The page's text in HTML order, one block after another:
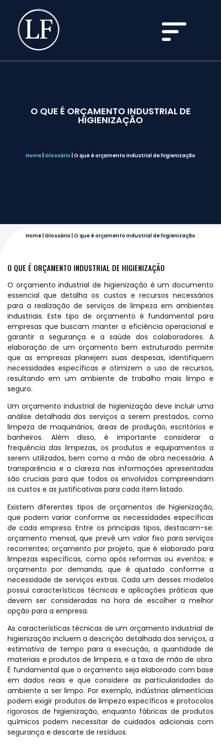
O QUE É ORÇAMENTO INDUSTRIAL DE
HIGIENIZAÇÃO
Home Glossário O que é orçamento industrial de higienização
Home Glossário O que é orçamento industrial de higienização
O QUE É ORÇAMENTO INDUSTRIAL DE HIGIENIZAÇÃO
O orçamento industrial de higienização é um documento
essencial que detalha os custos e recursos necessários
para a realização de serviços de limpeza em ambientes
industriais. Este tipo de orçamento é fundamental para
empresas que buscam manter a eficiência operacional e
garantir a segurança e a saúde dos colaboradores. A
elaboração de um orçamento bem estruturado permite
que as empresas planejem suas despesas, identifiquem
necessidades específicas e otimizem o uso de recursos,
resultando em um ambiente de trabalho mais limpo e
seguro.
Um orçamento industrial de higienização deve incluir uma
análise detalhada dos serviços a serem prestados, como
limpeza de maquinários, áreas de produção, escritórios e
banheiros. Além disso, é importante considerar a
frequência das limpezas, os produtos e equipamentos a
serem utilizados, bem como a mão de obra necessária. A
transparência e a clareza nas informações apresentadas
são cruciais para que todos os envolvidos compreendam
os custos e as justificativas para cada item listado.
Existem diferentes tipos de orçamentos de higienização,
que podem variar conforme as necessidades específicas
de cada empresa. Entre os principais tipos, destacam-se:
orçamento mensal, que prevê um valor fixo para serviços
recorrentes; orçamento por projeto, que é elaborado para
limpezas específicas, como após reformas ou eventos; e
orçamento por demanda, que é ajustado conforme a
necessidade de serviços extras. Cada um desses modelos
possui características técnicas e aplicações práticas que
devem ser consideradas na hora de escolher a melhor
opção para a empresa.
As características técnicas de um orçamento industrial de
higienização incluem a descrição detalhada dos serviços, a
estimativa de tempo para a execução, a quantidade de
materiais e produtos de limpeza, e a taxa de mão de obra.
É fundamental que o orçamento seja elaborado com base
em dados reais e que considere as particularidades do
ambiente a ser limpo. Por exemplo, indústrias alimentícias
podem exigir produtos de limpeza específicos e protocolos
rigorosos de higienização, enquanto fábricas de produtos
químicos podem necessitar de cuidados adicionais com
segurança e descarte de resíduos.